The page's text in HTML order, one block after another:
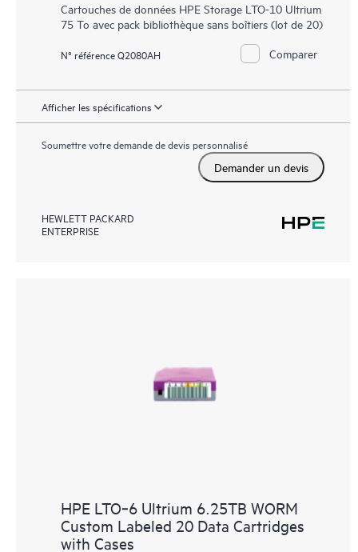
Cartouches de données HPE Storage LTO-10 Ultrium
75 To avec pack bibliothèque sans boîtiers (lot de 20)
N° référence Q2080AH Comparer
Afficher les spécifications
Soumettre votre demande de devis personnalisé
Demander un devis
HEWLETT PACKARD
ENTERPRISE
HPE LTO‑6 Ultrium 6.25TB WORM
Custom Labeled 20 Data Cartridges
with Cases